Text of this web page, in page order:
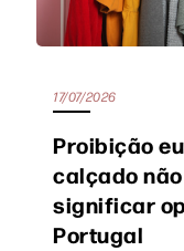
17/07/2026
Proibição
calçado
significar
Portugal